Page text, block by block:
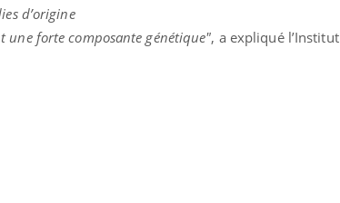
d’origine
une forte composante génétique", a expliqué l’Institut